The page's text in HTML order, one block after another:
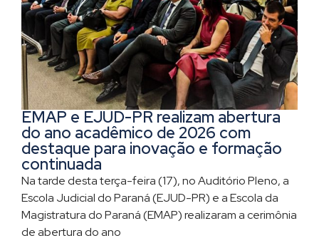
EMAP e EJUD-PR realizam abertura
do ano acadêmico de 2026 com
destaque para inovação e formação
continuada
Na tarde desta terça-feira (17), no Auditório Pleno, a
Escola Judicial do Paraná (EJUD-PR) e a Escola da
Magistratura do Paraná (EMAP) realizaram a cerimônia
de abertura do ano